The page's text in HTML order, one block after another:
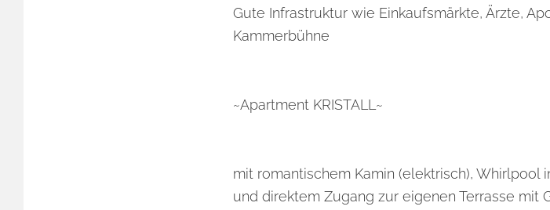
Gute Infrastruktur wie Einkaufsmärkte, Ärzte,
Kammerbühne
~Apartment KRISTALL~
mit romantischem Kamin (elektrisch), Whirlpool
und direktem Zugang zur eigenen Terrasse mit